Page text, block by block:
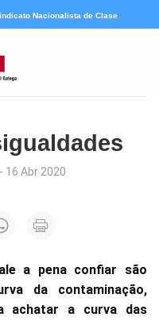
Nacionalista de Clase
Abr 2020
a pena confiar são
da contaminação,
achatar a curva das